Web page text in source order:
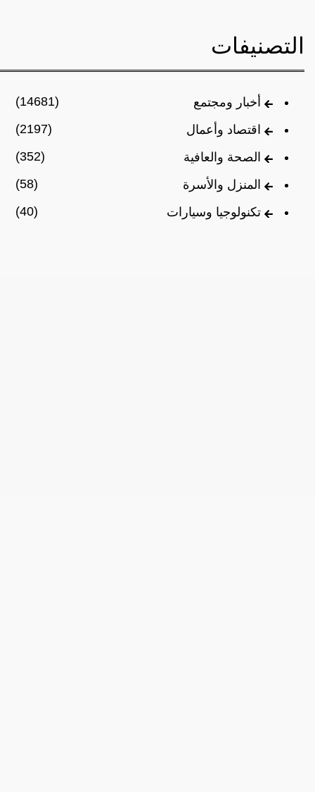
التصنيفات
أخبار ومجتمع
(14681)
اقتصاد وأعمال
(2197)
الصحة والعافية
(352)
المنزل والأسرة
(58)
تكنولوجيا وسيارات
(40)